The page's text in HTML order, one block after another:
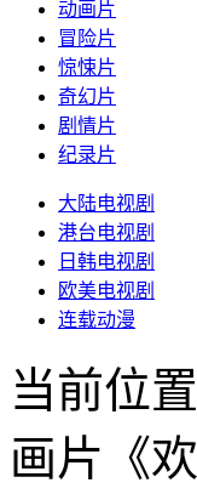
动画片
冒险片
惊悚片
奇幻片
剧情片
纪录片
大陆电视剧
港台电视剧
日韩电视剧
欧美电视剧
连载动漫
当前位置
画片《